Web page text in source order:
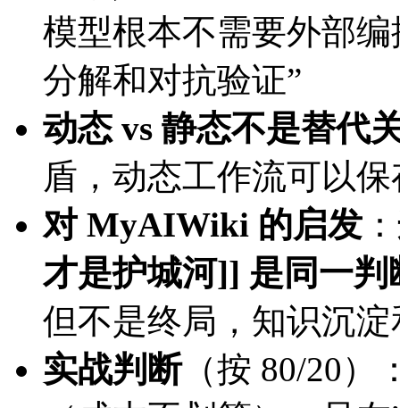
模型根本不需要外部
分解和对抗验证”
动态 vs 静态不是替代
盾，动态工作流可以
对 MyAIWiki 的启发 ：
才是护城河]] 是同一判
但不是终局，知识沉
实战判断（按 80/20）